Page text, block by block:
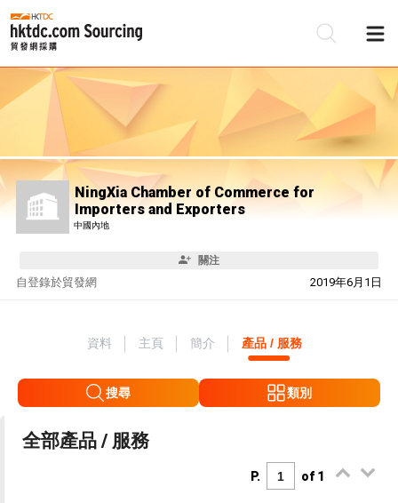
NingXia Chamber of Commerce for
Importers and Exporters
中國內地
關注
自 2019年6月1日
登錄於貿發網
資料 主頁 簡介 產品 / 服務
搜尋 類別
全部產品 / 服務
P. of 1